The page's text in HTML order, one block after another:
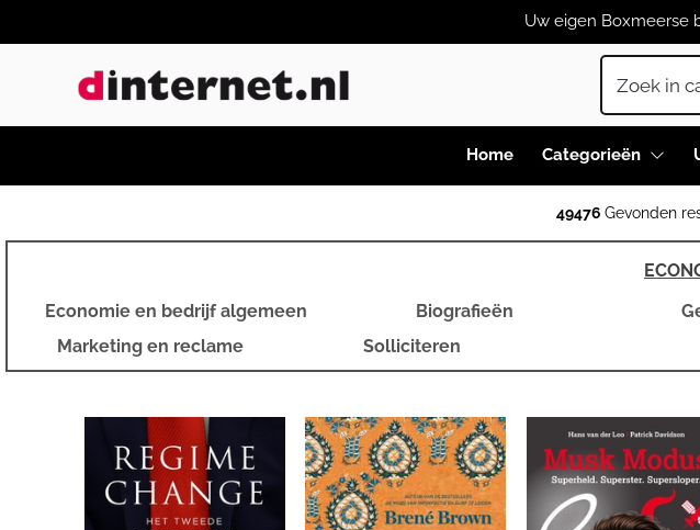
Uw eigen Boxmeerse
Home Categorieën
49476 Gevonden
Economie en bedrijf algemeen
Biografieën
Marketing en reclame
Solliciteren